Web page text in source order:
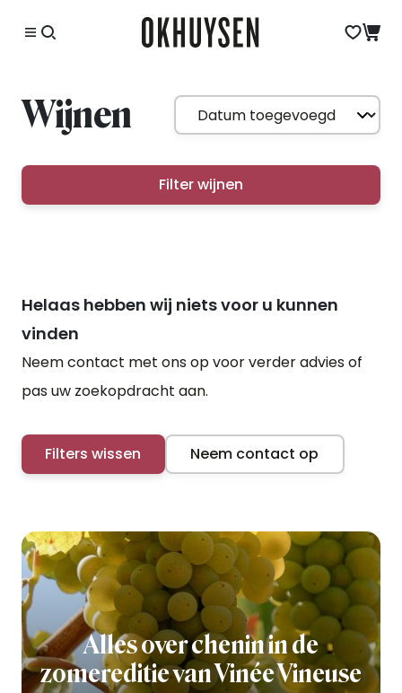
Wijnen
Filter wijnen
Helaas hebben wij niets voor u kunnen
vinden
Neem contact met ons op voor verder advies of
pas uw zoekopdracht aan.
Filters wissen Neem contact op
Alles over chenin in de
zomereditie van Vinée Vineuse